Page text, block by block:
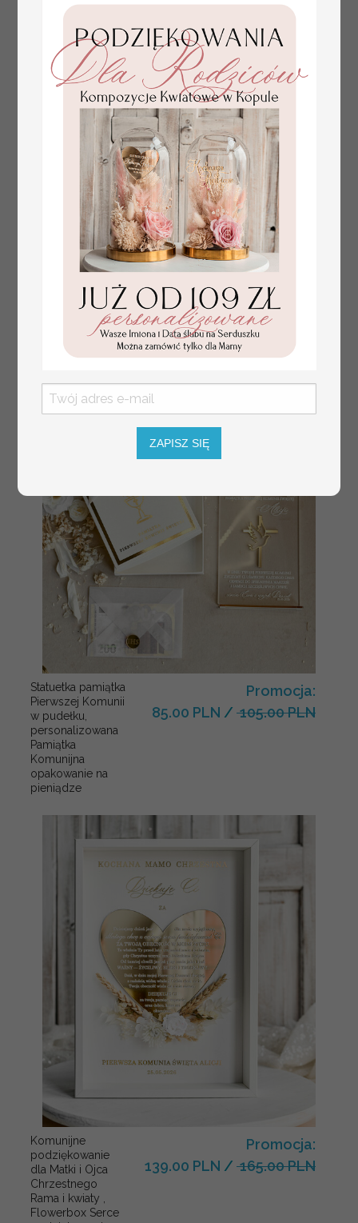
winietki z naturalnym kłosem
Prezent dla dziecka na narodziny
welurowy album na zdjęcia,
pamiątka z pierwszych lat życia
349.00 PLN
Statuetka pamiątka
Pierwszej Komunii
w pudełku,
personalizowana
Pamiątka
Komunijna
opakowanie na
pieniądze
Promocja:
85.00 PLN / 105.00 PLN
Komunijne
podziękowanie
dla Matki i Ojca
Chrzestnego
Rama i kwiaty ,
Flowerbox Serce
Promocja:
139.00 PLN / 165.00 PLN
ZAPISZ SIĘ